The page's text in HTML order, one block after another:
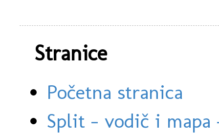
Stranice
Početna stranica
Split - vodič i